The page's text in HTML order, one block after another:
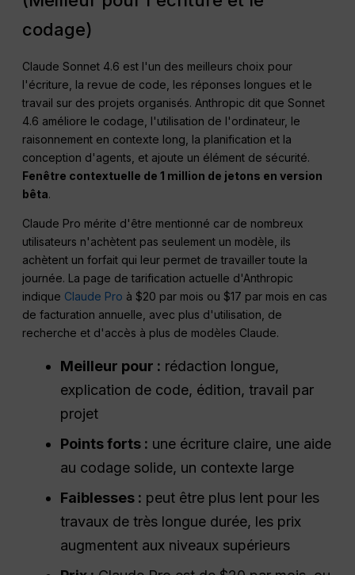
codage)
Claude Sonnet 4.6 est l'un des meilleurs choix pour
l'écriture, la revue de code, les réponses longues et le
travail sur des projets organisés. Anthropic dit que Sonnet
4.6 améliore le codage, l'utilisation de l'ordinateur, le
raisonnement en contexte long, la planification et la
conception d'agents, et ajoute un élément de sécurité.
Fenêtre contextuelle de 1 million de jetons en version
bêta.
Claude Pro mérite d'être mentionné car de nombreux
utilisateurs n'achètent pas seulement un modèle, ils
achètent un forfait qui leur permet de travailler toute la
journée. La page de tarification actuelle d'Anthropic
indique Claude Pro à $20 par mois ou $17 par mois en cas
de facturation annuelle, avec plus d'utilisation, de
recherche et d'accès à plus de modèles Claude.
Meilleur pour : rédaction longue,
explication de code, édition, travail par
projet
Points forts : une écriture claire, une aide
au codage solide, un contexte large
Faiblesses : peut être plus lent pour les
travaux de très longue durée, les prix
augmentent aux niveaux supérieurs